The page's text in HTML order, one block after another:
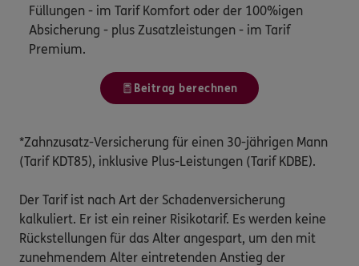
Füllungen - im Tarif Komfort oder der 100%igen
Absicherung - plus Zusatzleistungen - im Tarif
Premium.
Beitrag berechnen
*Zahnzusatz-Versicherung für einen 30-jährigen Mann
(Tarif KDT85), inklusive Plus-Leistungen (Tarif KDBE).
Der Tarif ist nach Art der Schadenversicherung
kalkuliert. Er ist ein reiner Risikotarif. Es werden keine
Rückstellungen für das Alter angespart, um den mit
zunehmendem Alter eintretenden Anstieg der